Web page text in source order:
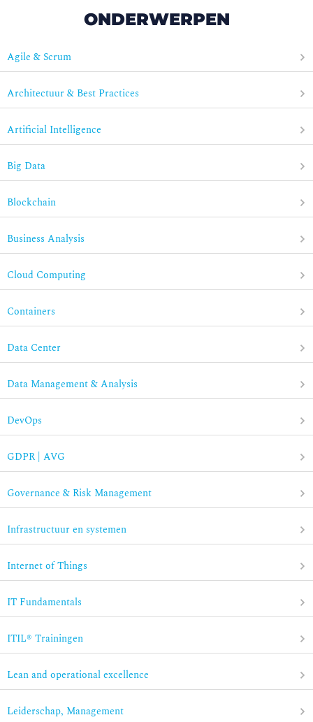
ONDERWERPEN
Agile & Scrum
Architectuur & Best Practices
Artificial Intelligence
Big Data
Blockchain
Business Analysis
Cloud Computing
Containers
Data Center
Data Management & Analysis
DevOps
GDPR | AVG
Governance & Risk Management
Infrastructuur en systemen
Internet of Things
IT Fundamentals
ITIL® Trainingen
Lean and operational excellence
Leiderschap, Management